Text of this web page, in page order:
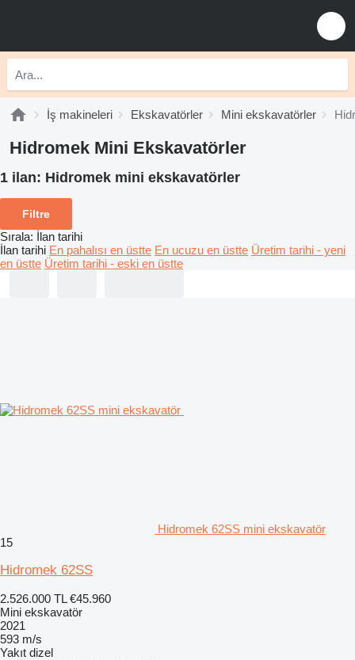
İş makineleri Ekskavatörler Mini ekskavatörler
Hidromek Mini Ekskavatörler
1 ilan: Hidromek mini ekskavatörler
Filtre
Sırala: İlan tarihi
İlan tarihi En pahalısı en üstte En ucuzu en üstte Üretim tarihi - yeni
en üstte Üretim tarihi - eski en üstte
Hidromek 62SS mini ekskavatör
15
Hidromek 62SS
2.526.000 TL €45.960
Mini ekskavatör
2021
593 m/s
Yakıt dizel